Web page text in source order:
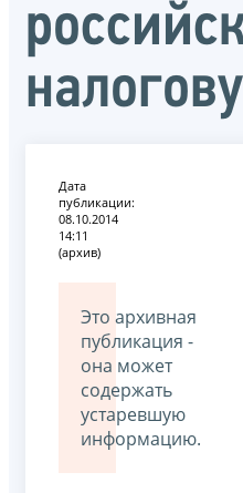
Дата
публикации:
08.10.2014
14:11
(архив)
Это архивная
публикация -
она может
содержать
устаревшую
информацию.